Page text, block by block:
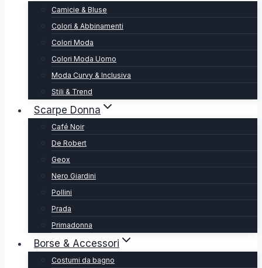
Camicie & Bluse
Colori & Abbinamenti
Colori Moda
Colori Moda Uomo
Moda Curvy & Inclusiva
Stili & Trend
Scarpe Donna
Café Noir
De Robert
Geox
Nero Giardini
Pollini
Prada
Primadonna
Borse & Accessori
Costumi da bagno